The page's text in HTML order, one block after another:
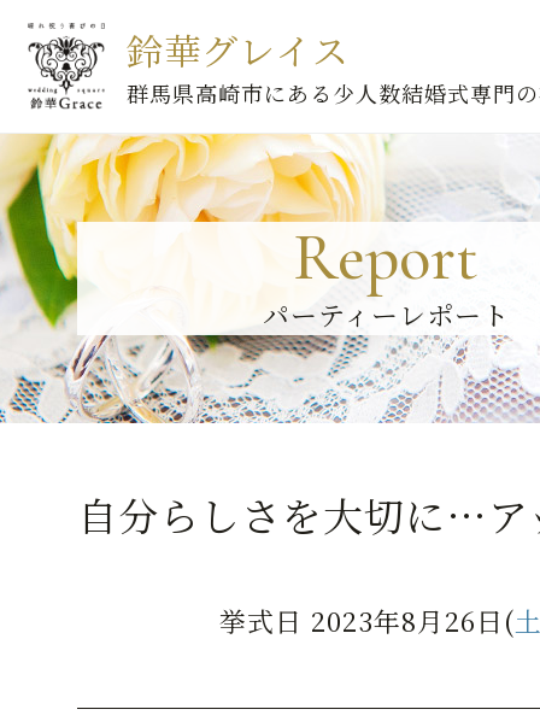
鈴華グレイス
群馬県高崎市にある少人数結婚式専門
Report
パーティーレポート
自分らしさを大切に…
挙式日 2023年8月26日(